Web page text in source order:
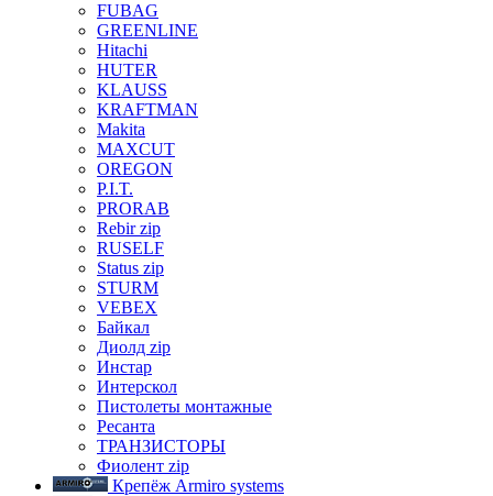
FUBAG
GREENLINE
Hitachi
HUTER
KLAUSS
KRAFTMAN
Makita
MAXCUT
OREGON
P.I.T.
PRORAB
Rebir zip
RUSELF
Status zip
STURM
VEBEX
Байкал
Диолд zip
Инстар
Интерскол
Пистолеты монтажные
Ресанта
ТРАНЗИСТОРЫ
Фиолент zip
Крепёж Armiro systems